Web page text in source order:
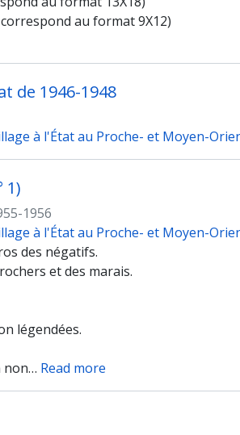
au format 9X12)
de 1946-1948
à l'État au Proche- et Moyen-
1)
1956
à l'État au Proche- et Moyen-
des négatifs.
et des marais.
légendées.
non… Read more